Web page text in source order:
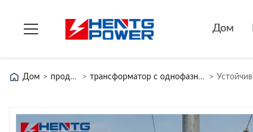
Дом
Дом > продукты > трансформатор с однофазным столбом >